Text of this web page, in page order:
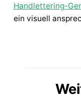
Handlettering-
ein visuell